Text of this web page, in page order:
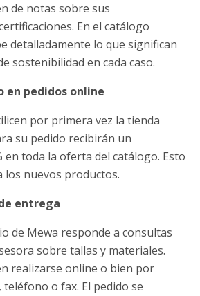
de notas sobre sus
En el catálogo
detalladamente lo que significan
sostenibilidad en cada caso.
en pedidos online
por primera vez la tienda
su pedido recibirán un
en toda la oferta del catálogo. Esto
los nuevos productos.
entrega
de Mewa responde a consultas
sobre tallas y materiales.
realizarse online o bien por
o fax. El pedido se